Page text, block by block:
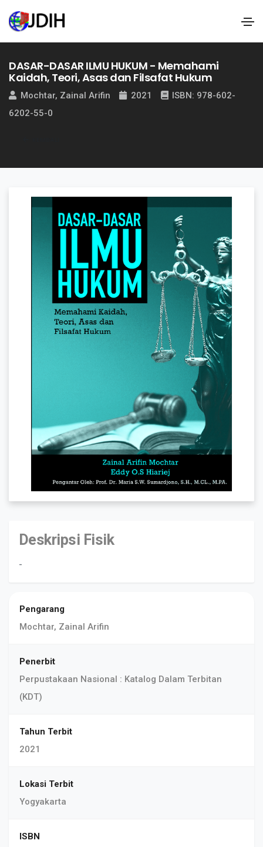
DASAR-DASAR ILMU HUKUM - Memahami
Kaidah, Teori, Asas dan Filsafat Hukum
Mochtar, Zainal Arifin 2021
ISBN: 978-602-
6202-55-0
Deskripsi Fisik
-
Pengarang
Mochtar, Zainal Arifin
Penerbit
Perpustakaan Nasional : Katalog Dalam Terbitan
(KDT)
Tahun Terbit
2021
Lokasi Terbit
Yogyakarta
ISBN